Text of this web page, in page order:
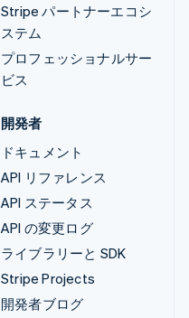
Stripe パートナーエコシ
ステム
プロフェッショナルサー
ビス
開発者
ドキュメント
API リファレンス
API ステータス
API の変更ログ
ライブラリーと SDK
Stripe Projects
開発者ブログ